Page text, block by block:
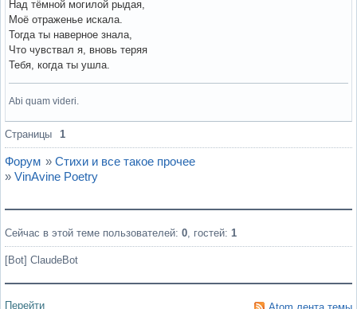
Над тёмной могилой рыдая,
Моё отраженье искала.
Тогда ты наверное знала,
Что чувствал я, вновь теряя
Тебя, когда ты ушла.
Abi quam videri.
Вне форума
Страницы 1
Форум » Стихи и все такое прочее
» VinAvine Poetry
Сейчас в этой теме пользователей: 0 , гостей: 1
[Bot] ClaudeBot
Перейти